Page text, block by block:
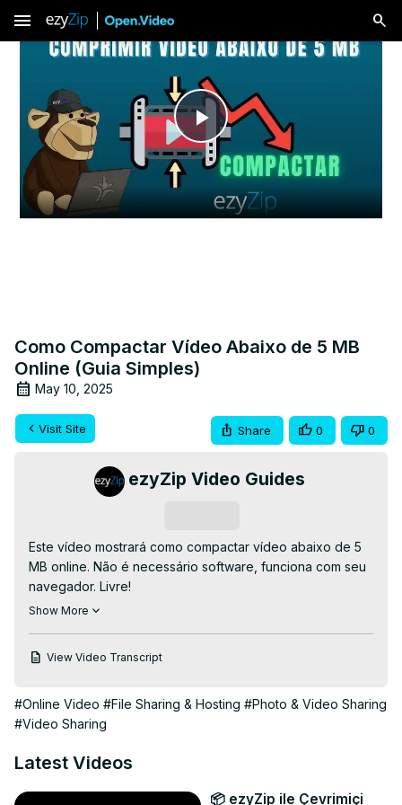
menu
Play
Video
Como Compactar Vídeo Abaixo de 5 MB
Online (Guia Simples)
May 10, 2025
Visit Site Share 0 0
ezyZip Video Guides
Este vídeo mostrará como compactar vídeo abaixo de 5
MB online. Não é necessário software, funciona com seu
navegador. Livre!
Vá para: https://www.ezyzip.com/comprimir-video-abaixo-
de vídeo abaixo de 5 MB usando ezyZip.
opções:
Clique em "Selecionar arquivo de vídeo para compactar"
Arraste e solte o arquivo de vídeo diretamente no ezyZip
Show More
View Video Transcript
#Online Video #File Sharing & Hosting #Photo & Video Sharing
#Video Sharing
Latest Videos
📦 ezyZip ile Çevrimiçi